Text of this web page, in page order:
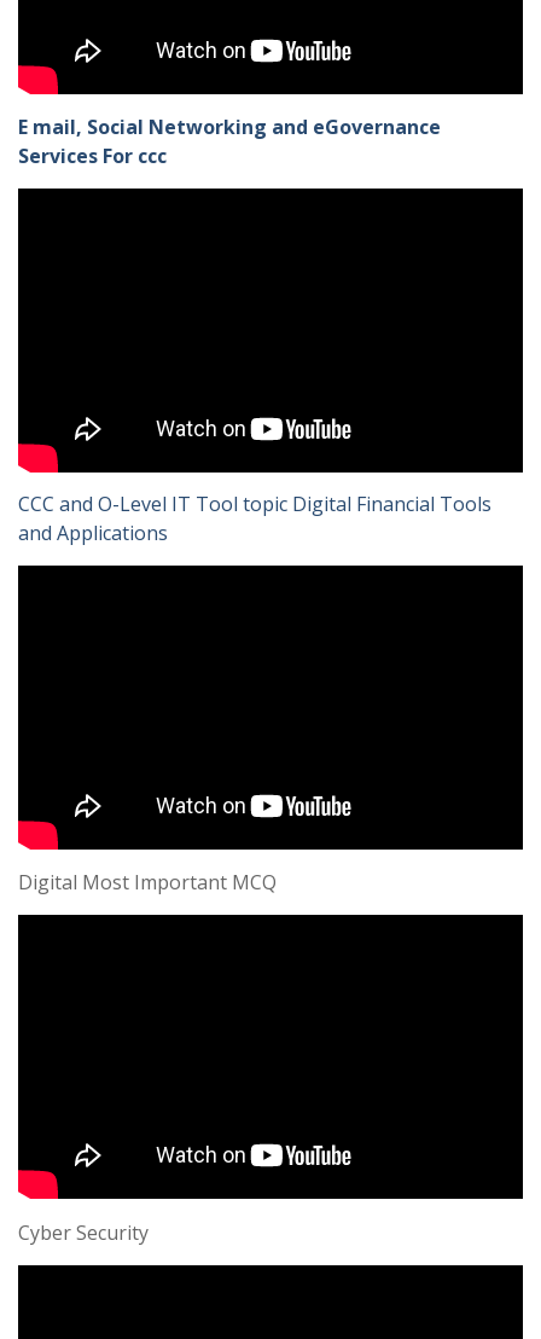
E mail, Social Networking and eGovernance
Services For ccc
CCC and O-Level IT Tool topic Digital Financial Tools
and Applications
Digital Most Important MCQ
Cyber Security